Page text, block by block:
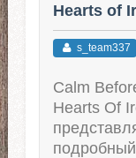
Hearts of
s_team337
Calm
Hearts Of